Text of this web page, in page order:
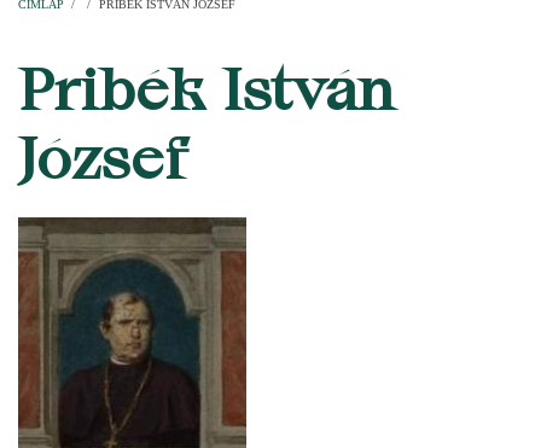
CÍMLAP / / PRIBÉK ISTVÁN JÓZSEF
Pribék István
József